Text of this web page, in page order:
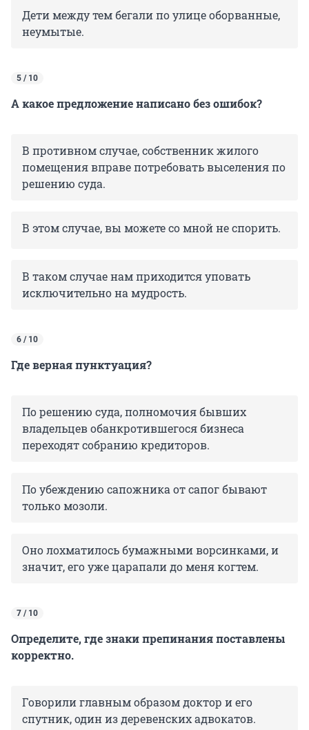
Дети между тем бегали по улице оборванные,
неумытые.
5 / 10
А какое предложение написано без ошибок?
В противном случае, собственник жилого
помещения вправе потребовать выселения по
решению суда.
В этом случае, вы можете со мной не спорить.
В таком случае нам приходится уповать
исключительно на мудрость.
6 / 10
Где верная пунктуация?
По решению суда, полномочия бывших
владельцев обанкротившегося бизнеса
переходят собранию кредиторов.
По убеждению сапожника от сапог бывают
только мозоли.
Оно лохматилось бумажными ворсинками, и
значит, его уже царапали до меня когтем.
7 / 10
Определите, где знаки препинания поставлены
корректно.
Говорили главным образом доктор и его
спутник, один из деревенских адвокатов.